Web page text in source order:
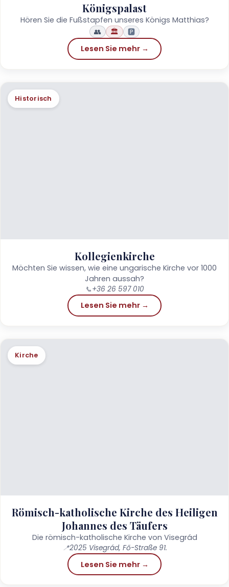
Königspalast
Hören Sie die Fußstapfen unseres Königs Matthias?
👥
🏛️
🅿️
Lesen Sie mehr →
Historisch
Kollegienkirche
Möchten Sie wissen, wie eine ungarische Kirche vor 1000
Jahren aussah?
📞+36 26 597 010
Lesen Sie mehr →
Kirche
Römisch-katholische Kirche des Heiligen
Johannes des Täufers
Die römisch-katholische Kirche von Visegrád
📍2025 Visegrád, Fő-Straße 91.
Lesen Sie mehr →